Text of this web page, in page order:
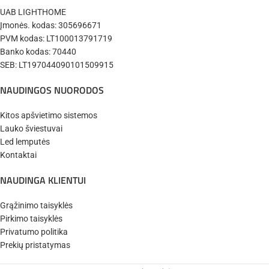
UAB LIGHTHOME
Įmonės. kodas: 305696671
PVM kodas: LT100013791719
Banko kodas: 70440
SEB: LT197044090101509915
NAUDINGOS NUORODOS
Kitos apšvietimo sistemos
Lauko šviestuvai
Led lemputės
Kontaktai
NAUDINGA KLIENTUI
Grąžinimo taisyklės
Pirkimo taisyklės
Privatumo politika
Prekių pristatymas